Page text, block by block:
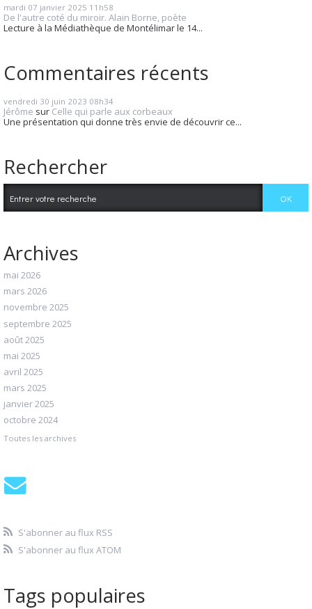
mardi 07 janvier 2025 11h58
De l'autre coté du miroir. Alain Borne, poète
Lecture à la Médiathèque de Montélimar le 14...
Commentaires récents
vendredi 30 juin 2023 08h34
Jérôme sur Celle qui parle aux corbeaux
Une présentation qui donne très envie de découvrir ce...
Rechercher
Archives
mai 2026
mars 2026
novembre 2025
septembre 2025
août 2025
mai 2025
avril 2025
mars 2025
janvier 2025
octobre 2024
Toutes les archives
S'abonner au flux RSS
S'abonner au flux ATOM
Tags populaires